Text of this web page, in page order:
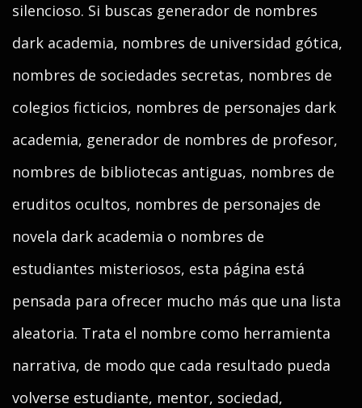
silencioso. Si buscas generador de nombres
dark academia, nombres de universidad gótica,
nombres de sociedades secretas, nombres de
colegios ficticios, nombres de personajes dark
academia, generador de nombres de profesor,
nombres de bibliotecas antiguas, nombres de
eruditos ocultos, nombres de personajes de
novela dark academia o nombres de
estudiantes misteriosos, esta página está
pensada para ofrecer mucho más que una lista
aleatoria. Trata el nombre como herramienta
narrativa, de modo que cada resultado pueda
volverse estudiante, mentor, sociedad,